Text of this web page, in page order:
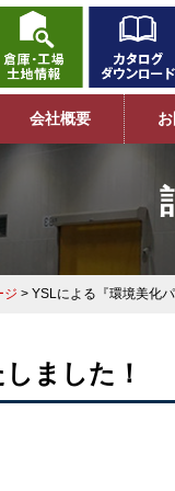
会社概要
ジ > YSLによる『環境美化
ました！